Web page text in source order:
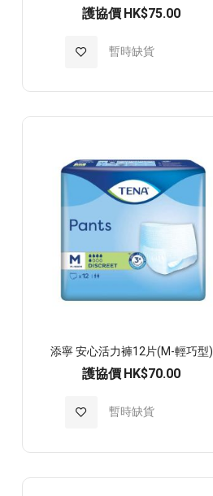
護協價 HK$75.00
暫時缺貨
加
至
望
添寧 安心活力褲12片(M-輕巧型)
護協價 HK$70.00
暫時缺貨
加
至